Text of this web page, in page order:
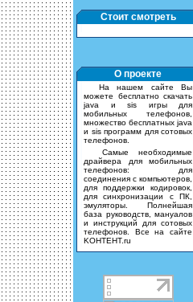
Стоит смотреть
О проекте
На нашем сайте Вы
можете бесплатно скачать
java и sis игры для
мобильных телефонов,
множество бесплатных java
и sis программ для сотовых
телефонов.
Самые необходимые
драйвера для мобильных
телефонов: для
соединения с компьютеров,
для поддержки кодировок,
для синхронизации с ПК,
эмуляторы. Полнейшая
база руководств, мануалов
и инструкций для сотовых
телефонов. Все на сайте
KOHTEHT.ru